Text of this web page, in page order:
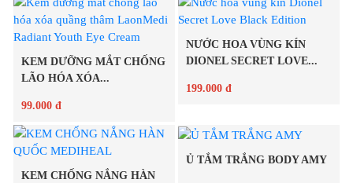
Chi tiết
Chi tiết
KEM DƯỠNG MẮT CHỐNG
LÃO HÓA XÓA...
99.000 đ
Chi tiết
NƯỚC HOA VÙNG KÍN
DIONEL SECRET LOVE...
199.000 đ
Chi tiết
KEM CHỐNG NẮNG HÀN
Ủ TẮM TRẮNG BODY AMY